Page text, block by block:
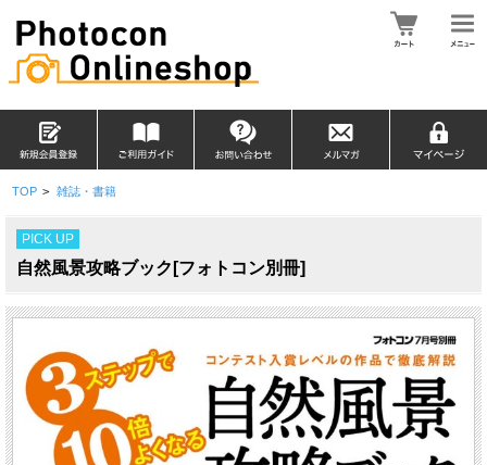
TOP > 雑誌・書籍
PICK UP
自然風景攻略ブック[フォトコン別冊]